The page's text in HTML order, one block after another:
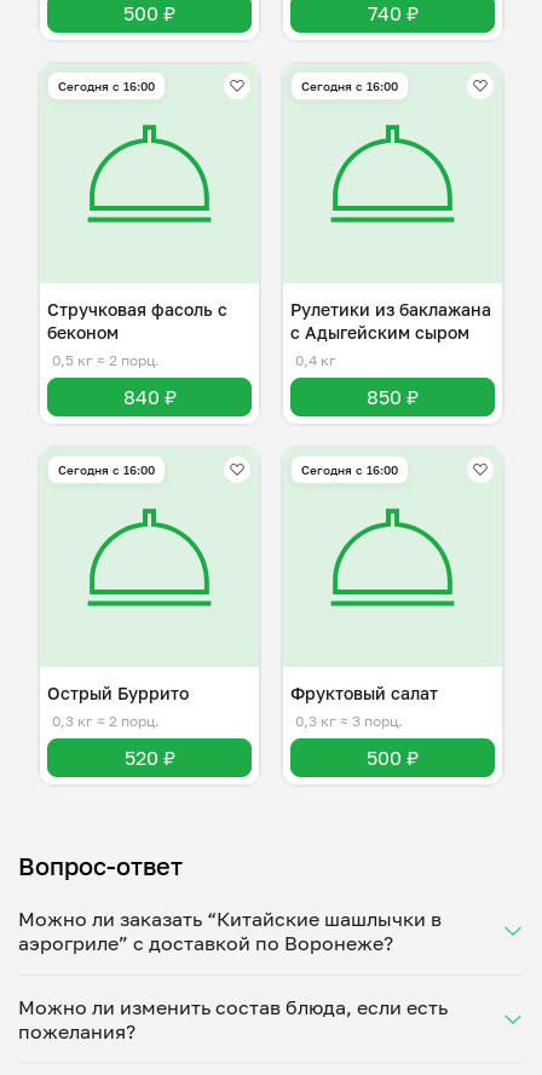
500 ₽ 740 ₽
Сегодня с 16:00
Стручковая фасоль с
беконом
0,5 кг ≈ 2 порц.
840 ₽
Сегодня с 16:00
Рулетики из баклажана
с Адыгейским сыром
0,4 кг
850 ₽
Сегодня с 16:00
Острый Буррито
0,3 кг ≈ 2 порц.
520 ₽
Сегодня с 16:00
Фруктовый салат
0,3 кг ≈ 3 порц.
500 ₽
Вопрос-ответ
Можно ли заказать “Китайские шашлычки в
аэрогриле” с доставкой по Воронеже?
Укажите удобное время — и получите свежее
домашнее блюдо в большой порции прямо с плиты.
Можно ли изменить состав блюда, если есть
пожелания?